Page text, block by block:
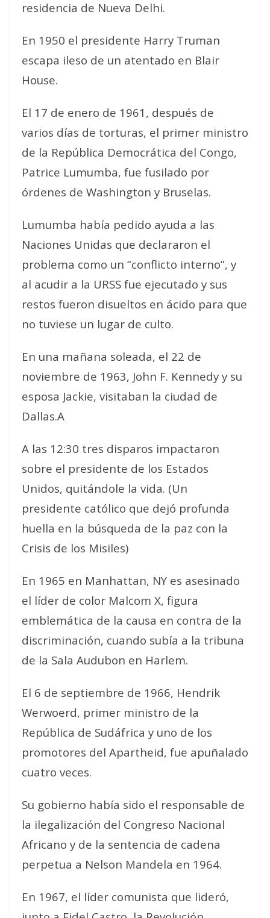
residencia de Nueva Delhi.
En 1950 el presidente Harry Truman
escapa ileso de un atentado en Blair
House.
El 17 de enero de 1961, después de
varios días de torturas, el primer ministro
de la República Democrática del Congo,
Patrice Lumumba, fue fusilado por
órdenes de Washington y Bruselas.
Lumumba había pedido ayuda a las
Naciones Unidas que declararon el
problema como un “conflicto interno”, y
al acudir a la URSS fue ejecutado y sus
restos fueron disueltos en ácido para que
no tuviese un lugar de culto.
En una mañana soleada, el 22 de
noviembre de 1963, John F. Kennedy y su
esposa Jackie, visitaban la ciudad de
Dallas.A
A las 12:30 tres disparos impactaron
sobre el presidente de los Estados
Unidos, quitándole la vida. (Un
presidente católico que dejó profunda
huella en la búsqueda de la paz con la
Crisis de los Misiles)
En 1965 en Manhattan, NY es asesinado
el líder de color Malcom X, figura
emblemática de la causa en contra de la
discriminación, cuando subía a la tribuna
de la Sala Audubon en Harlem.
El 6 de septiembre de 1966, Hendrik
Werwoerd, primer ministro de la
República de Sudáfrica y uno de los
promotores del Apartheid, fue apuñalado
cuatro veces.
Su gobierno había sido el responsable de
la ilegalización del Congreso Nacional
Africano y de la sentencia de cadena
perpetua a Nelson Mandela en 1964.
En 1967, el líder comunista que lideró,